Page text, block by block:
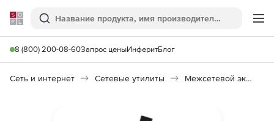
Softline
Поиск
8 (800) 200-08-60Запрос ценыИнферитБлог
Сеть и интернет Сетевые утилиты Межсетевой экран ИКС